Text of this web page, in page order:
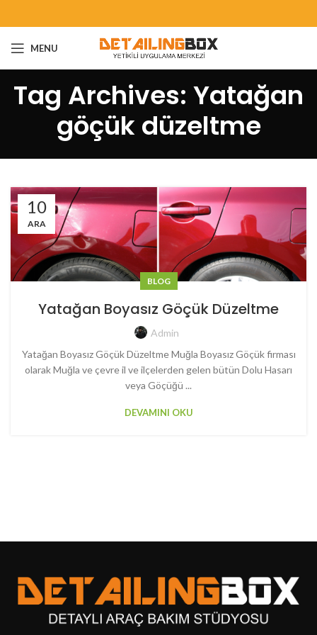
MENU
Tag Archives: Yatağan
göçük düzeltme
10
ARA
BLOG
Yatağan Boyasız Göçük Düzeltme
Admin
Yatağan Boyasız Göçük Düzeltme Muğla Boyasız Göçük firması
olarak Muğla ve çevre il ve ilçelerden gelen bütün Dolu Hasarı
veya Göçüğü ...
DEVAMINI OKU